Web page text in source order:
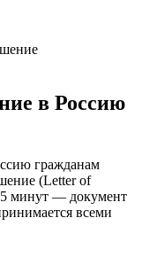
в Россию
гражданам
(Letter of
минут — документ
всеми